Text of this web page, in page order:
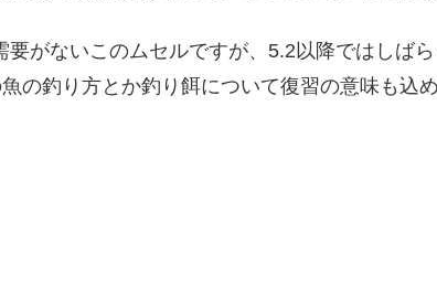
がないこのムセルですが、5.2以降ではしば
の釣り方とか釣り餌について復習の意味も込